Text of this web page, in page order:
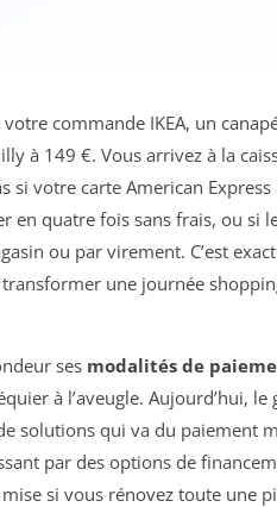
commande IKEA, un
à 149 €. Vous arrivez à la
si votre carte American Express
en quatre fois sans frais, ou si
ou par virement. C’est
une journée
ses modalités de
à l’aveugle. Aujourd’hui, le
solutions qui va du paiement
par des options de
si vous rénovez toute une